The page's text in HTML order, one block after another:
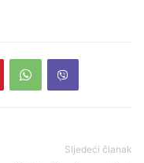
Sljedeći članak